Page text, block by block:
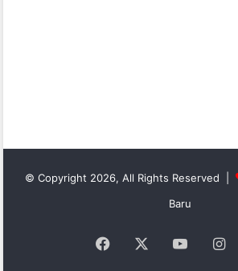
© Copyright 2026, All Rights Reserved |
Baru
Facebook YouTube